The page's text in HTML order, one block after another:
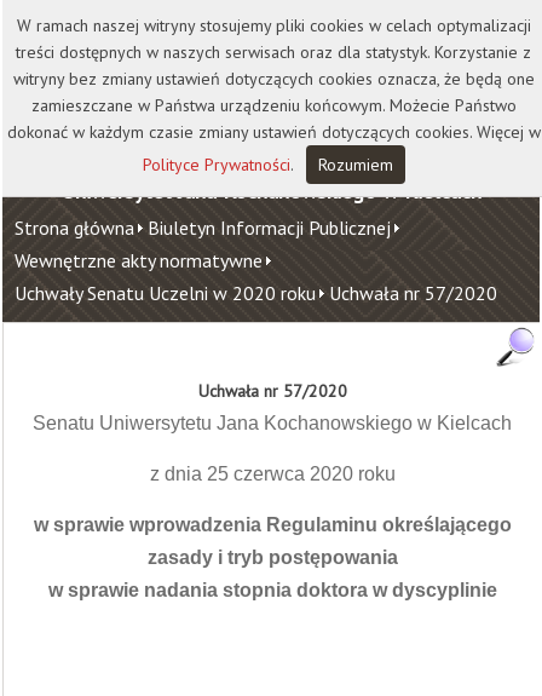
Kontakt Biblioteka
Wydawnictwo
Wirtualna Uczelnia
Uniwersytet Jana Kochanowskiego w Kielcach
Strona główna Biuletyn Informacji Publicznej
Wewnętrzne akty normatywne
Uchwały Senatu Uczelni w 2020 roku Uchwała nr 57/2020
Uchwała nr 57/2020
Senatu Uniwersytetu Jana Kochanowskiego w Kielcach
z dnia 25 czerwca 2020 roku
w sprawie wprowadzenia Regulaminu określającego
zasady i tryb postępowania
w sprawie nadania stopnia doktora w dyscyplinie
W ramach naszej witryny stosujemy pliki cookies w celach optymalizacji
treści dostępnych w naszych serwisach oraz dla statystyk. Korzystanie z
witryny bez zmiany ustawień dotyczących cookies oznacza, że będą one
zamieszczane w Państwa urządzeniu końcowym. Możecie Państwo
dokonać w każdym czasie zmiany ustawień dotyczących cookies. Więcej w
Polityce Prywatności. Rozumiem